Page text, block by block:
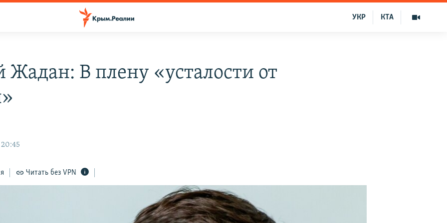
КТА
УКР
Жадан: В плену «усталости от
20:45
Читать без VPN